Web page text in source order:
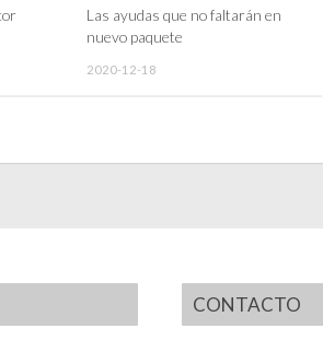
Las ayudas que no faltarán en
nuevo paquete
2020-12-18
CONTACTO